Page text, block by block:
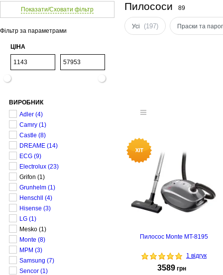
Показати/Сховати фільтр
Фільтр за параметрами
ЦІНА
ВИРОБНИК
Adler (4)
Camry (1)
Castle (8)
DREAME (14)
ECG (9)
Electrolux (23)
Grifon (1)
Grunhelm (1)
Henschll
(4)
Hisense (3)
LG (1)
Mesko (1)
Monte (8)
MPM (3)
Samsung (7)
Senсor (1)
Пилососи 89
Усі (197) Праски та
Пилосос Monte MT-8195
1 відгук
3589 грн